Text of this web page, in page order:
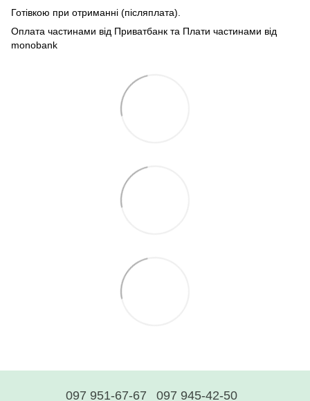
Готівкою при отриманні (післяплата).
Оплата частинами від Приватбанк та Плати частинами від
monobank
097 951-67-67 097 945-42-50